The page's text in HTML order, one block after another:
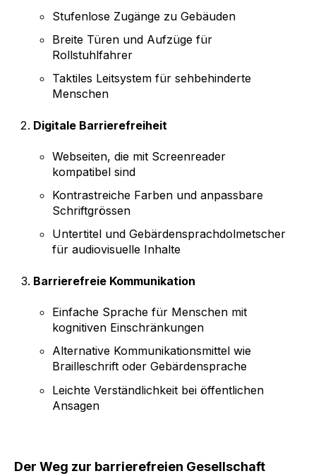
Stufenlose Zugänge zu Gebäuden
Breite Türen und Aufzüge für
Rollstuhlfahrer
Taktiles Leitsystem für sehbehinderte
Menschen
Digitale Barrierefreiheit
Webseiten, die mit Screenreader
kompatibel sind
Kontrastreiche Farben und anpassbare
Schriftgrössen
Untertitel und Gebärdensprachdolmetscher
für audiovisuelle Inhalte
Barrierefreie Kommunikation
Einfache Sprache für Menschen mit
kognitiven Einschränkungen
Alternative Kommunikationsmittel wie
Brailleschrift oder Gebärdensprache
Leichte Verständlichkeit bei öffentlichen
Ansagen
Der Weg zur barrierefreien Gesellschaft